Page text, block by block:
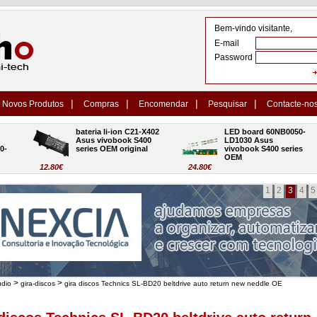
Bem-vindo visitante,
E-mail
Password
Novos Produtos | Compras | Encomendar | Pesquisar | Contacte-
12.80€
bateria li-ion C21-X402
Asus vivobook S400
series OEM original
24.80€
LED board 60NB0050-
LD1030 Asus
vivobook S400 series
OEM
1 2 3 4 5
> gira-discos > gira discos Technics SL-BD20 beltdrive auto return new neddle OE